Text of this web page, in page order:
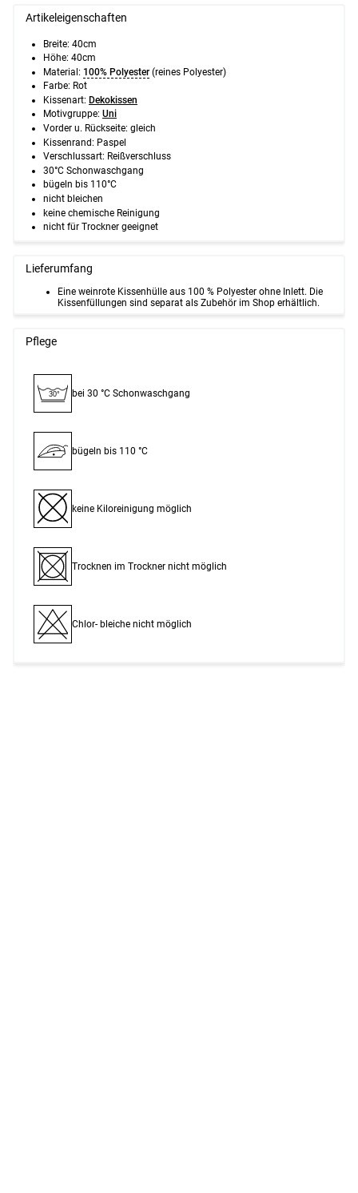
Artikeleigenschaften
Breite: 40cm
Höhe: 40cm
Material: 100% Polyester (reines Polyester)
Farbe: Rot
Kissenart: Dekokissen
Motivgruppe: Uni
Vorder u. Rückseite: gleich
Kissenrand: Paspel
Verschlussart: Reißverschluss
30°C Schonwaschgang
bügeln bis 110°C
nicht bleichen
keine chemische Reinigung
nicht für Trockner geeignet
Lieferumfang
Eine weinrote Kissenhülle aus 100 % Polyester ohne Inlett. Die
Kissenfüllungen sind separat als Zubehör im Shop erhältlich.
Pflege
30° bei 30 °C Schon­waschgang
bügeln bis 110 °C
keine Kiloreinigung möglich
Trocknen im Trockner nicht möglich
Chlor- bleiche nicht möglich